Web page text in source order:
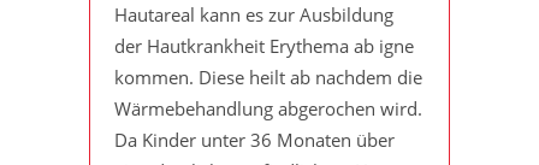
Hautareal kann es zur Ausbildung
der Hautkrankheit Erythema ab igne
kommen. Diese heilt ab nachdem die
Wärmebehandlung abgerochen wird.
Da Kinder unter 36 Monaten über